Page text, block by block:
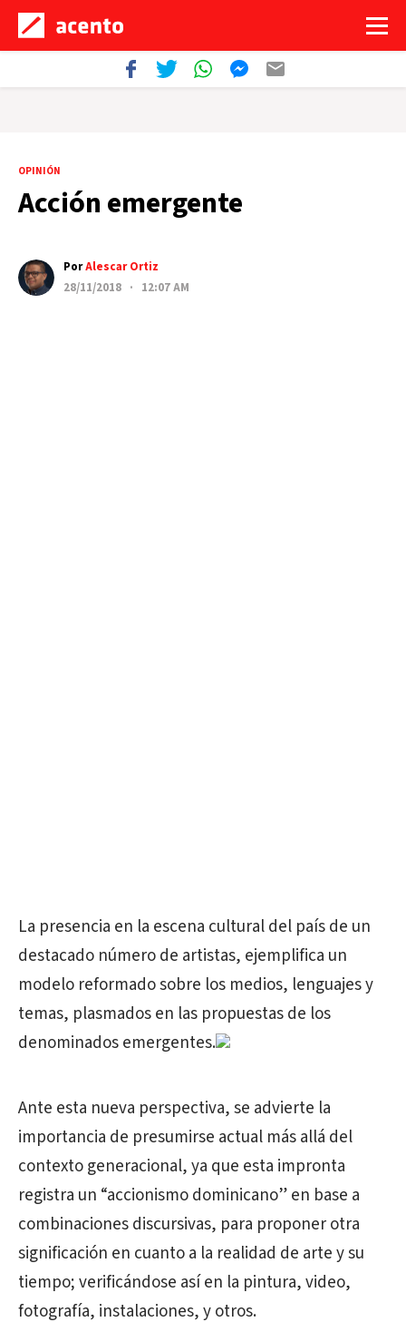
OPINIÓN
Acción emergente
PorAlescar Ortiz
28/11/2018 · 12:07 AM
La presencia en la escena cultural del país de un
destacado número de artistas, ejemplifica un
modelo reformado sobre los medios, lenguajes y
temas, plasmados en las propuestas de los
denominados emergentes.
Ante esta nueva perspectiva, se advierte la
importancia de presumirse actual más allá del
contexto generacional, ya que esta impronta
registra un “accionismo dominicano” en base a
combinaciones discursivas, para proponer otra
significación en cuanto a la realidad de arte y su
tiempo; verificándose así en la pintura, video,
fotografía, instalaciones, y otros.